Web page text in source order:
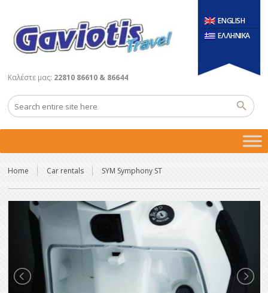
ENGLISH
ΕΛΛΗΝΙΚΑ
Καλέστε μας: 22810 86610 & 86644
Home Car rentals SYM Symphony ST